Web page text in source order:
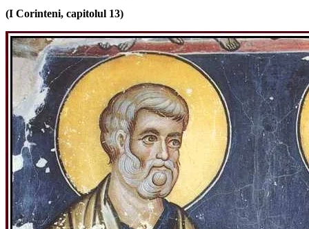
(I Corinteni, capitolul 13)